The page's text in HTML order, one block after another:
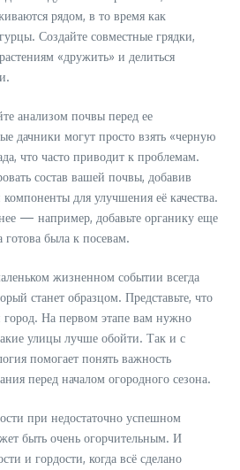
рядом, в то время как
Создайте совместные грядки,
«дружить» и делиться
анализом почвы перед ее
дачники могут просто взять «черную
что часто приводит к проблемам.
состав вашей почвы, добавив
для улучшения её качества.
— например, добавьте органику еще
была к посевам.
жизненном событии всегда
станет образцом. Представьте, что
На первом этапе вам нужно
улицы лучше обойти. Так и с
помогает понять важность
перед началом огородного сезона.
при недостаточно успешном
быть очень огорчительным. И
и гордости, когда всё сделано